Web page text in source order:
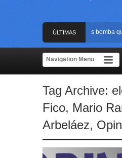
ÚLTIMAS
NOTICIAS
Frustran atentado con bus bomba
La Arena USC será el escenario de
Rápida reacción policial evitó que
Frustran atentado con bus bomba
Tag Archive:
Fico, Mario
Arbeláez,